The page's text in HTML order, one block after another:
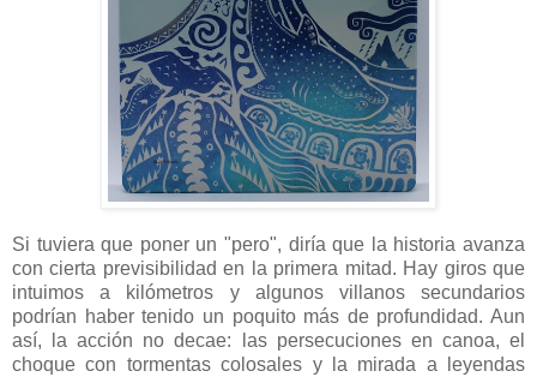
Si tuviera que poner un "pero", diría que la historia avanza
con cierta previsibilidad en la primera mitad. Hay giros que
intuimos a kilómetros y algunos villanos secundarios
podrían haber tenido un poquito más de profundidad. Aun
así, la acción no decae: las persecuciones en canoa, el
choque con tormentas colosales y la mirada a leyendas